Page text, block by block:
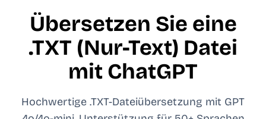
Übersetzen Sie eine
.TXT (Nur-Text) Datei
mit ChatGPT
Hochwertige .TXT-Dateiübersetzung mit GPT